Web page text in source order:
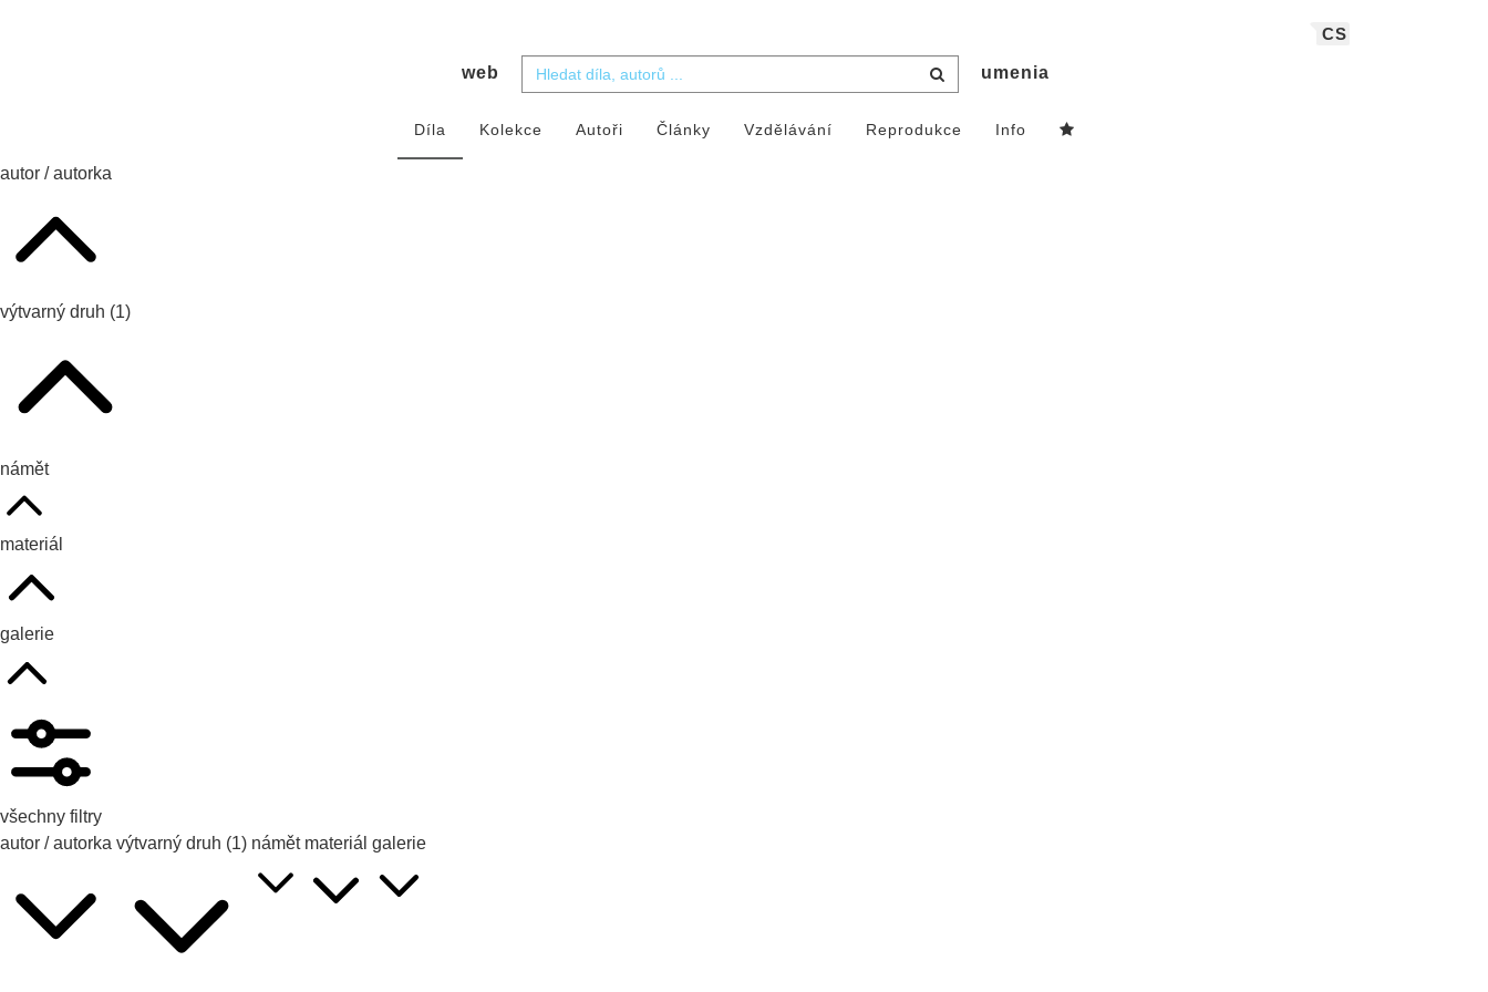
CS
web umenia
Díla Kolekce Autoři Články Vzdělávání Reprodukce Info
autor / autorka
výtvarný druh (1)
námět
materiál
galerie
všechny filtry
autor / autorka výtvarný druh (1) námět materiál galerie